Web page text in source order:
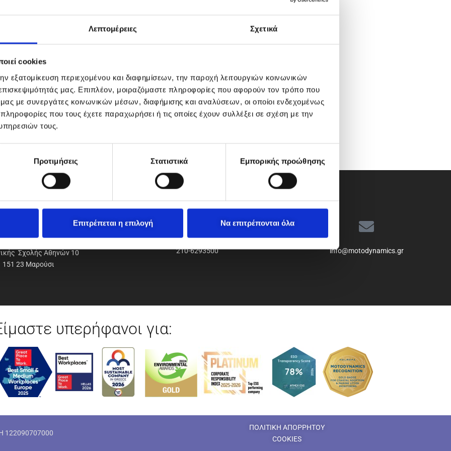
Λεπτομέρειες Σχετικά
cookies
εξατομίκευση περιεχομένου και διαφημίσεων, την παροχή λειτουργιών κοινωνικών
μας. Επιπλέον, μοιραζόμαστε πληροφορίες που αφορούν τον τρόπο που
μας με συνεργάτες κοινωνικών μέσων, διαφήμισης και αναλύσεων, οι οποίοι ενδεχομένως
που τους έχετε παραχωρήσει ή τις οποίες έχουν συλλέξει σε σχέση με την
τους.
Προτιμήσεις Στατιστικά Εμπορικής προώθησης
Επιτρέπεται η επιλογή Να επιτρέπονται όλα
Α.Ε.Ε.
Σχολής Αθηνών 10
151 23 Μαρούσι
210-6293500 info@motodynamics.gr
υπερήφανοι για:
122090707000
ΠΟΛΙΤΙΚΗ ΑΠΟΡΡΗΤΟΥ
COOKIES